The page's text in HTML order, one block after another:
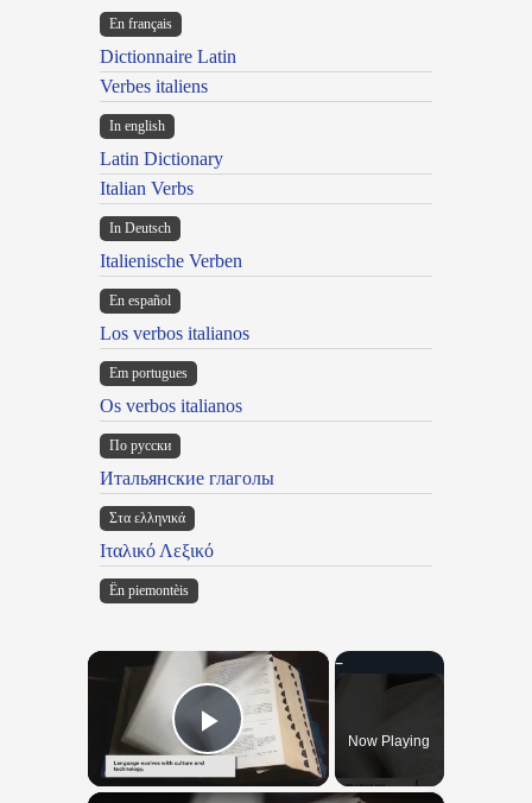
En français
Dictionnaire Latin
Verbes italiens
In english
Latin Dictionary
Italian Verbs
In Deutsch
Italienische Verben
En español
Los verbos italianos
Em portugues
Os verbos italianos
По русски
Итальянские глаголы
Στα ελληνικά
Ιταλικό Λεξικό
Ën piemontèis
×
Play VideoNow Playing